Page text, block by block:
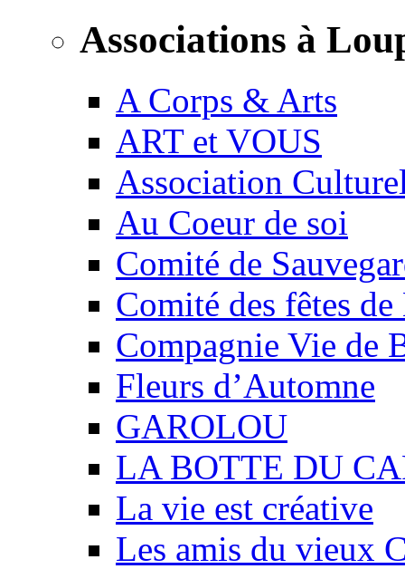
Associations à
A Corps & Arts
ART et VOUS
Association
Au Coeur de soi
Comité de
Comité des fêtes
Compagnie Vie de
Fleurs d’Automne
GAROLOU
LA BOTTE DU
La vie est créative
Les amis du vieux